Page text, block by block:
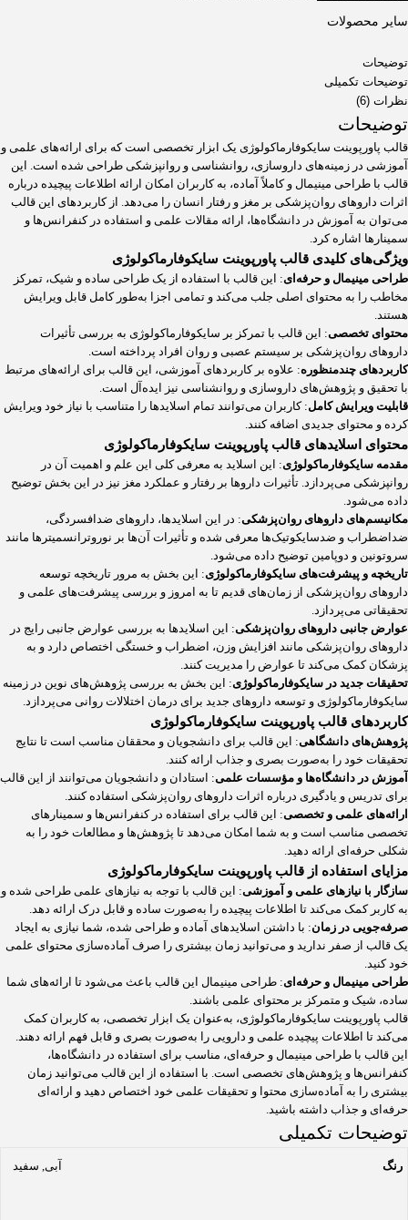
سایر محصولات
توضیحات
توضیحات تکمیلی
نظرات (6)
توضیحات
قالب پاورپوینت سایکوفارماکولوژی یک ابزار تخصصی است که برای ارائه‌های علمی و
آموزشی در زمینه‌های داروسازی، روانشناسی و روانپزشکی طراحی شده است. این
قالب با طراحی مینیمال و کاملاً آماده، به کاربران امکان ارائه اطلاعات پیچیده درباره
اثرات داروهای روان‌پزشکی بر مغز و رفتار انسان را می‌دهد. از کاربردهای این قالب
می‌توان به آموزش در دانشگاه‌ها، ارائه مقالات علمی و استفاده در کنفرانس‌ها و
سمینارها اشاره کرد.
ویژگی‌های کلیدی قالب پاورپوینت سایکوفارماکولوژی
طراحی مینیمال و حرفه‌ای: این قالب با استفاده از یک طراحی ساده و شیک، تمرکز
مخاطب را به محتوای اصلی جلب می‌کند و تمامی اجزا به‌طور کامل قابل ویرایش
هستند.
محتوای تخصصی: این قالب با تمرکز بر سایکوفارماکولوژی به بررسی تأثیرات
داروهای روان‌پزشکی بر سیستم عصبی و روان افراد پرداخته است.
کاربردهای چندمنظوره: علاوه بر کاربردهای آموزشی، این قالب برای ارائه‌های مرتبط
با تحقیق و پژوهش‌های داروسازی و روانشناسی نیز ایده‌آل است.
قابلیت ویرایش کامل: کاربران می‌توانند تمام اسلایدها را متناسب با نیاز خود ویرایش
کرده و محتوای جدیدی اضافه کنند.
محتوای اسلایدهای قالب پاورپوینت سایکوفارماکولوژی
مقدمه سایکوفارماکولوژی: این اسلاید به معرفی کلی این علم و اهمیت آن در
روانپزشکی می‌پردازد. تأثیرات داروها بر رفتار و عملکرد مغز نیز در این بخش توضیح
داده می‌شود.
مکانیسم‌های داروهای روان‌پزشکی: در این اسلایدها، داروهای ضدافسردگی،
ضداضطراب و ضدسایکوتیک‌ها معرفی شده و تأثیرات آن‌ها بر نوروترانسمیترها مانند
سروتونین و دوپامین توضیح داده می‌شود.
تاریخچه و پیشرفت‌های سایکوفارماکولوژی: این بخش به مرور تاریخچه توسعه
داروهای روان‌پزشکی از زمان‌های قدیم تا به امروز و بررسی پیشرفت‌های علمی و
تحقیقاتی می‌پردازد.
عوارض جانبی داروهای روان‌پزشکی: این اسلایدها به بررسی عوارض جانبی رایج در
داروهای روان‌پزشکی مانند افزایش وزن، اضطراب و خستگی اختصاص دارد و به
پزشکان کمک می‌کند تا عوارض را مدیریت کنند.
تحقیقات جدید در سایکوفارماکولوژی: این بخش به بررسی پژوهش‌های نوین در زمینه
سایکوفارماکولوژی و توسعه داروهای جدید برای درمان اختلالات روانی می‌پردازد.
کاربردهای قالب پاورپوینت سایکوفارماکولوژی
پژوهش‌های دانشگاهی: این قالب برای دانشجویان و محققان مناسب است تا نتایج
تحقیقات خود را به‌صورت بصری و جذاب ارائه کنند.
آموزش در دانشگاه‌ها و مؤسسات علمی: استادان و دانشجویان می‌توانند از این قالب
برای تدریس و یادگیری درباره اثرات داروهای روان‌پزشکی استفاده کنند.
ارائه‌های علمی و تخصصی: این قالب برای استفاده در کنفرانس‌ها و سمینارهای
تخصصی مناسب است و به شما امکان می‌دهد تا پژوهش‌ها و مطالعات خود را به
شکلی حرفه‌ای ارائه دهید.
مزایای استفاده از قالب پاورپوینت سایکوفارماکولوژی
سازگار با نیازهای علمی و آموزشی: این قالب با توجه به نیازهای علمی طراحی شده و
به کاربر کمک می‌کند تا اطلاعات پیچیده را به‌صورت ساده و قابل درک ارائه دهد.
صرفه‌جویی در زمان: با داشتن اسلایدهای آماده و طراحی شده، شما نیازی به ایجاد
یک قالب از صفر ندارید و می‌توانید زمان بیشتری را صرف آماده‌سازی محتوای علمی
خود کنید.
طراحی مینیمال و حرفه‌ای: طراحی مینیمال این قالب باعث می‌شود تا ارائه‌های شما
ساده، شیک و متمرکز بر محتوای علمی باشند.
قالب پاورپوینت سایکوفارماکولوژی، به‌عنوان یک ابزار تخصصی، به کاربران کمک
می‌کند تا اطلاعات پیچیده علمی و دارویی را به‌صورت بصری و قابل فهم ارائه دهند.
این قالب با طراحی مینیمال و حرفه‌ای، مناسب برای استفاده در دانشگاه‌ها،
کنفرانس‌ها و پژوهش‌های تخصصی است. با استفاده از این قالب می‌توانید زمان
بیشتری را به آماده‌سازی محتوا و تحقیقات علمی خود اختصاص دهید و ارائه‌ای
حرفه‌ای و جذاب داشته باشید.
توضیحات تکمیلی
رنگ آبی سفید